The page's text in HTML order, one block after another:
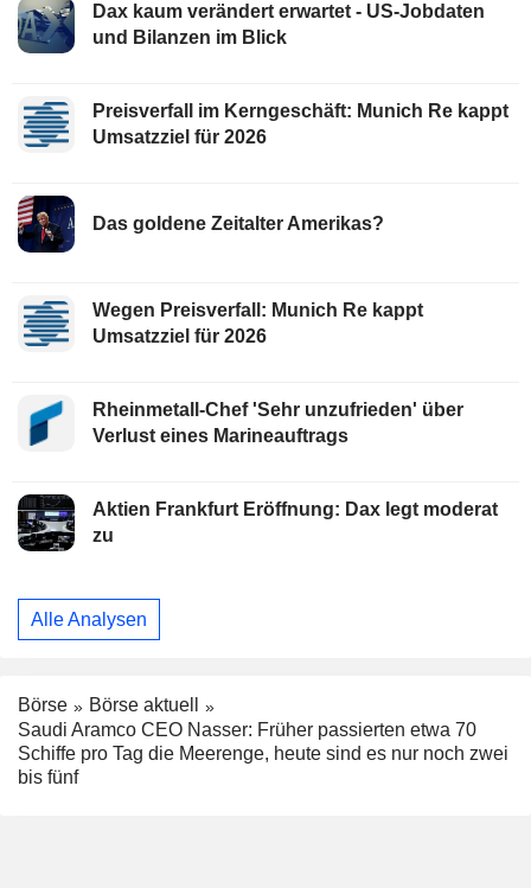
Dax kaum verändert erwartet - US-Jobdaten
und Bilanzen im Blick
Preisverfall im Kerngeschäft: Munich Re kappt
Umsatzziel für 2026
Das goldene Zeitalter Amerikas?
Wegen Preisverfall: Munich Re kappt
Umsatzziel für 2026
Rheinmetall-Chef 'Sehr unzufrieden' über
Verlust eines Marineauftrags
Aktien Frankfurt Eröffnung: Dax legt moderat
zu
Alle Analysen
Börse
Börse aktuell
Saudi Aramco CEO Nasser: Früher passierten etwa 70
Schiffe pro Tag die Meerenge, heute sind es nur noch zwei
bis fünf